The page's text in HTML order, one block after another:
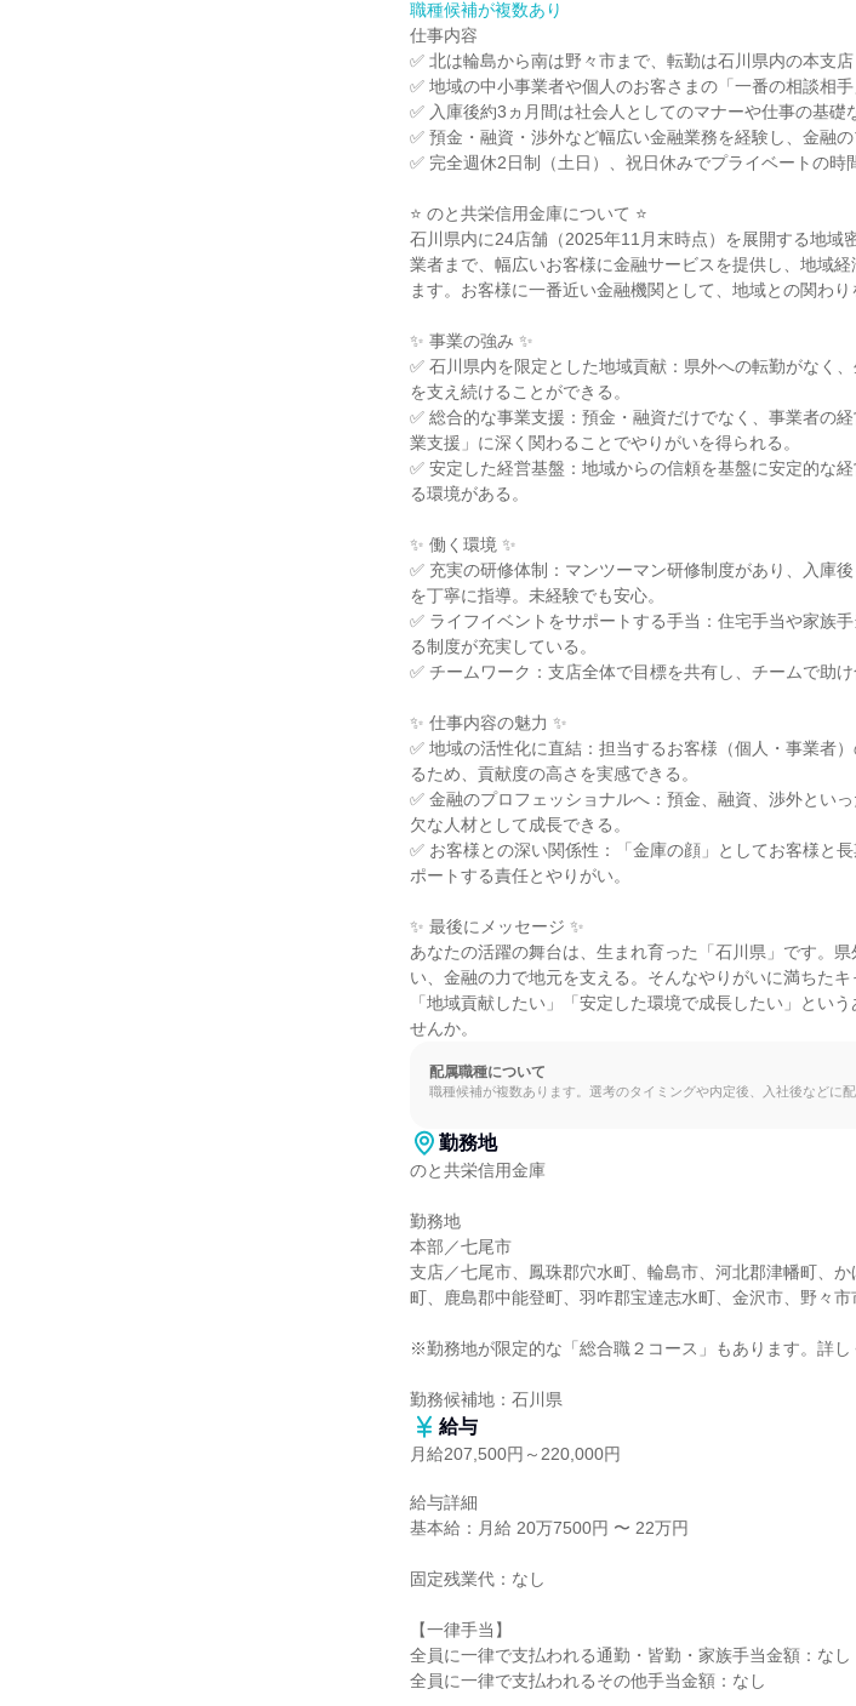
職種候補が複数あり
仕事内容
✅ 北は輪島から南は野々市まで、転勤は石川県内の本支
✅ 地域の中小事業者や個人のお客さまの「一番の相談相
✅ 入庫後約3ヵ月間は社会人としてのマナーや仕事の基
✅ 預金・融資・渉外など幅広い金融業務を経験し、金融
✅ 完全週休2日制（土日）、祝日休みでプライベートの時
⭐ のと共栄信用金庫について ⭐
石川県内に24店舗（2025年11月末時点）を展開する地域
業者まで、幅広いお客様に金融サービスを提供し、地域
ます。お客様に一番近い金融機関として、地域との関わり
✨ 事業の強み ✨
✅ 石川県内を限定とした地域貢献：県外への転勤がなく
を支え続けることができる。
✅ 総合的な事業支援：預金・融資だけでなく、事業者の
業支援」に深く関わることでやりがいを得られる。
✅ 安定した経営基盤：地域からの信頼を基盤に安定的な
る環境がある。
✨ 働く環境 ✨
✅ 充実の研修体制：マンツーマン研修制度があり、入庫
を丁寧に指導。未経験でも安心。
✅ ライフイベントをサポートする手当：住宅手当や家族
る制度が充実している。
✅ チームワーク：支店全体で目標を共有し、チームで助
✨ 仕事内容の魅力 ✨
✅ 地域の活性化に直結：担当するお客様（個人・事業者
るため、貢献度の高さを実感できる。
✅ 金融のプロフェッショナルへ：預金、融資、渉外とい
欠な人材として成長できる。
✅ お客様との深い関係性：「金庫の顔」としてお客様と
ポートする責任とやりがい。
✨ 最後にメッセージ ✨
あなたの活躍の舞台は、生まれ育った「石川県」です。
い、金融の力で地元を支える。そんなやりがいに満ちた
「地域貢献したい」「安定した環境で成長したい」とい
せんか。
配属職種について
職種候補が複数あります。選考のタイミングや内定後、入社後などに配
勤務地
のと共栄信用金庫
勤務地
本部／七尾市
支店／七尾市、鳳珠郡穴水町、輪島市、河北郡津幡町、
町、鹿島郡中能登町、羽咋郡宝達志水町、金沢市、野々市
※勤務地が限定的な「総合職２コース」もあります。詳し
勤務候補地：石川県
給与
月給207,500円～220,000円
給与詳細
基本給：月給 20万7500円 〜 22万円
固定残業代：なし
【一律手当】
全員に一律で支払われる通勤・皆勤・家族手当金額：なし
全員に一律で支払われるその他手当金額：なし